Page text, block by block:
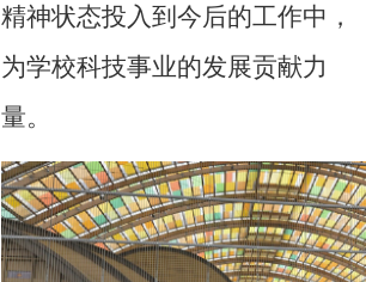
精神状态投入到今后的工作中，
为学校科技事业的发展贡献力
量。